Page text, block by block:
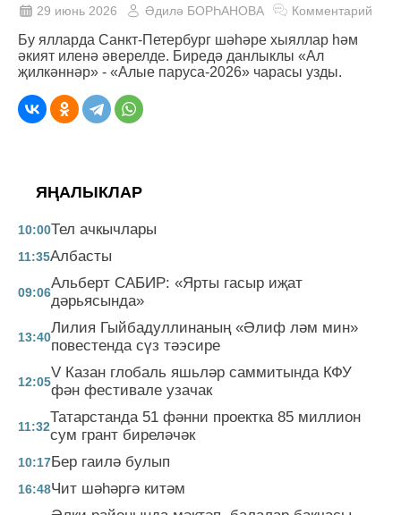
29 июнь 2026 Әдилә БОРҺАНОВА Комментарий
Бу ялларда Санкт-Петербург шәһәре хыяллар һәм
әкият иленә әверелде. Биредә данлыклы «Ал
җилкәннәр» - «Алые паруса-2026» чарасы узды.
ЯҢАЛЫКЛАР
10:00Тел ачкычлары
11:35Албасты
09:06
Альберт САБИР: «Ярты гасыр иҗат
дәрьясында»
13:40
Лилия Гыйбадуллинаның «Әлиф ләм мин»
повестенда сүз тәэсире
12:05
V Казан глобаль яшьләр саммитында КФУ
фән фестивале узачак
11:32
Татарстанда 51 фәнни проектка 85 миллион
сум грант биреләчәк
10:17Бер гаилә булып
16:48Чит шәһәргә китәм